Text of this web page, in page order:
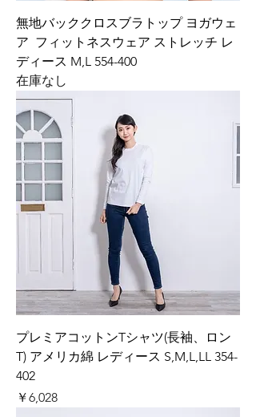
無地バッククロスブラトップ ヨガウェ
ア フィットネスウェア ストレッチ レ
ディース M,L 554-400
在庫なし
プレミアコットンTシャツ(長袖、ロン
T) アメリカ綿 レディース S,M,L,LL 354-
402
価格
￥6,028